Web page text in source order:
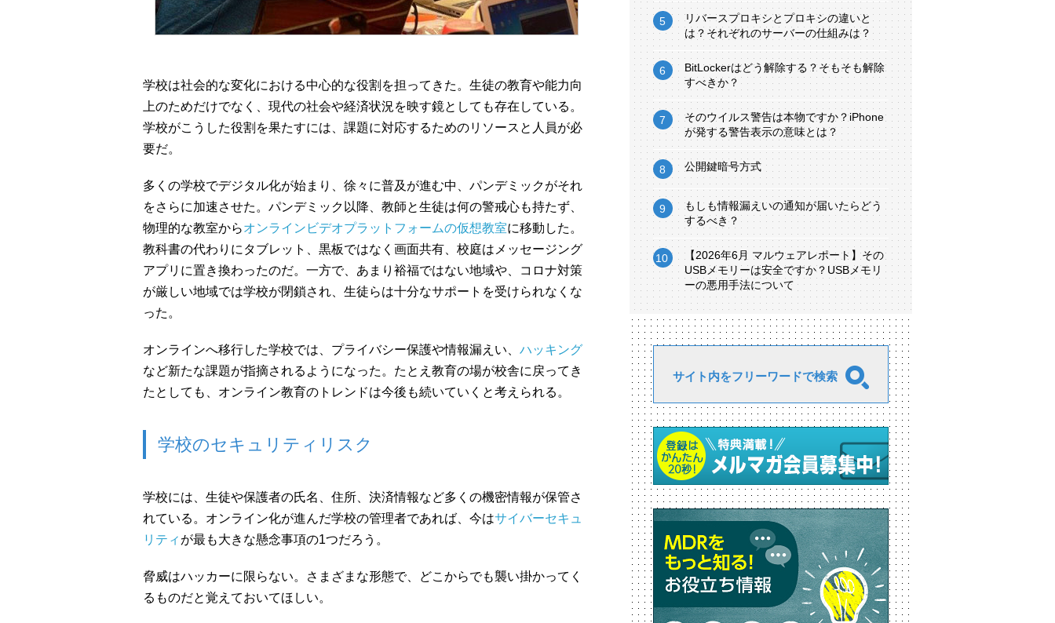
学校は社会的な変化における中心的な役割を担ってきた。生徒の教育や能力向
上のためだけでなく、現代の社会や経済状況を映す鏡としても存在している。
学校がこうした役割を果たすには、課題に対応するためのリソースと人員が必
要だ。
多くの学校でデジタル化が始まり、徐々に普及が進む中、パンデミックがそれ
をさらに加速させた。パンデミック以降、教師と生徒は何の警戒心も持たず、
物理的な教室からオンラインビデオプラットフォームの仮想教室に移動した。
教科書の代わりにタブレット、黒板ではなく画面共有、校庭はメッセージング
アプリに置き換わったのだ。一方で、あまり裕福ではない地域や、コロナ対策
が厳しい地域では学校が閉鎖され、生徒らは十分なサポートを受けられなくな
った。
オンラインへ移行した学校では、プライバシー保護や情報漏えい、 ハッキング
など新たな課題が指摘されるようになった。たとえ教育の場が校舎に戻ってき
たとしても、オンライン教育のトレンドは今後も続いていくと考えられる。
学校のセキュリティリスク
学校には、生徒や保護者の氏名、住所、決済情報など多くの機密情報が保管さ
れている。オンライン化が進んだ学校の管理者であれば、今はサイバーセキュ
リティ が最も大きな懸念事項の1つだろう。
脅威はハッカーに限らない。さまざまな形態で、どこからでも襲い掛かってく
るものだと覚えておいてほしい。
リバースプロキシとプロキシの違いと
は？それぞれのサーバーの仕組みは？
BitLockerはどう解除する？そもそも解除
すべきか？
そのウイルス警告は本物ですか？iPhone
が発する警告表示の意味とは？
公開鍵暗号方式
もしも情報漏えいの通知が届いたらどう
するべき？
【2026年6月 マルウェアレポート】その
USBメモリーは安全ですか？USBメモリ
ーの悪用手法について
サイト内をフリーワードで検索